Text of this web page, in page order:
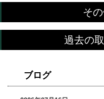
そ
過去の
ブログ